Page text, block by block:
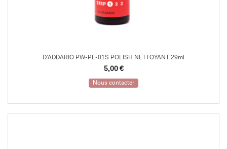
D’ADDARIO PW-PL-01S POLISH NETTOYANT 29ml
5,00 €
Nous contacter